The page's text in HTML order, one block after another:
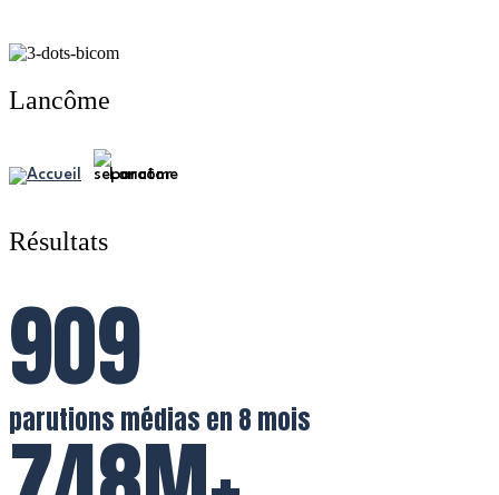
Lancôme
Lancôme
Résultats
909
parutions médias en 8 mois